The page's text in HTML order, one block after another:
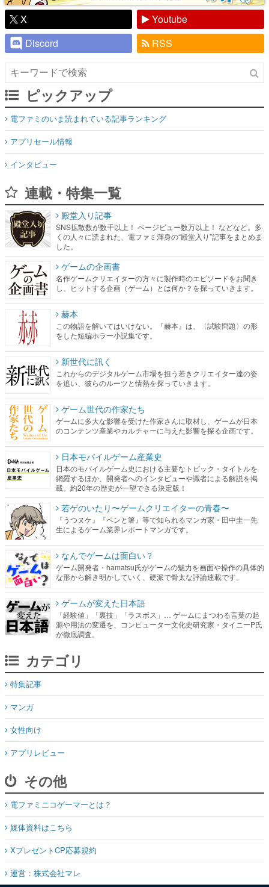
X
Youtube
Discord
RSS
ピックアップ
電ファミのいま読まれている記事ランキング
アプリセール情報
インタビュー
連載・特集一覧
殿堂入り記事
SNS拡散数が数千以上！ ページビュー数万以上！ などなど。多
くの人々に読まれた、電ファミ渾身の“殿堂入り”記事をまとめま
した。
ゲームの企画書
名作ゲームクリエイターの方々に製作時のエピソードをお聞き
し、ヒットする企画（ゲーム）とは何か？を探っていきます。
赫本
この物語を解いてはいけない。『赫本』は、〈試験問題〉の形
をした短編ホラー小説集です。
新世代に訊く
これからのデジタルゲーム市場を担う若きクリエイター達の姿
を追い、彼らのルーツと情熱を探っていきます。
ゲーム世代の作家たち
ゲームに多大な影響を受けた作家さんに取材し、ゲームが日本
のコンテンツ産業やカルチャーに与えた影響を探る企画です。
日本モバイルゲーム産業史
日本のモバイルゲーム史における主要なトピック・タイトルを
網羅するほか、開発者へのインタビューや識者による解説を掲
載。約20年の歴史が一望できる決定版！
若ゲのいたり〜ゲームクリエイターの青春〜
『うつヌケ』『ペンと箸』等で知られるマンガ家・田中圭一先
生によるゲーム業界レポートマンガです。
なんでゲームは面白い？
ゲーム開発者・hamatsu氏がゲームの魅力を画面や操作の具体的
な形から解き明かしていく、硬派で骨太な評論連載です。
ゲームが変えた日本語
「経験値」「裏技」「ラスボス」… ゲームにまつわる言葉の起
源や用法の変遷を、コンピューター文化史研究家・タイニーP氏
が徹底調査。
カテゴリ
特集記事
マンガ
女性向け
アプリレビュー
その他
電ファミニコゲーマーとは？
媒体資料はこちら
XプレゼントCP応募規約
運営：株式会社マレ